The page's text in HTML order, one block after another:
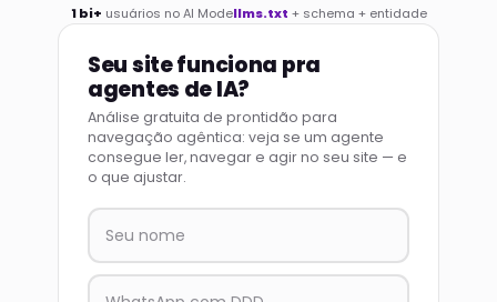
1 bi+ usuários no AI Modellms.txt + schema + entidade
Seu site funciona pra
agentes de IA?
Análise gratuita de prontidão para
navegação agêntica: veja se um agente
consegue ler, navegar e agir no seu site — e
o que ajustar.